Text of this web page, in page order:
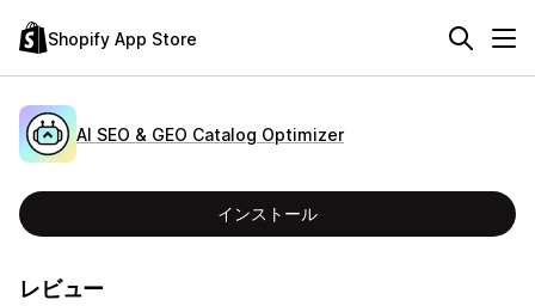
Shopify App Store
AI SEO & GEO Catalog Optimizer
インストール
レビュー